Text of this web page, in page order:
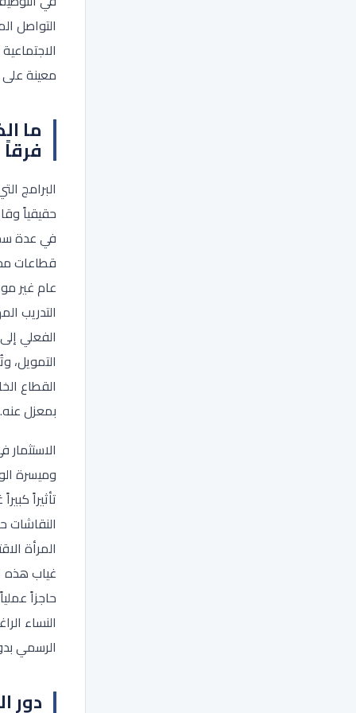
التواصل
معينة
ما
البرامج
حقيقياً
في عدة
قطاعات
عام غير
التدريب
الفعلي
التمويل،
القطاع
بمعزل عنه.
وميسرة
تأثيراً
المرأة
غياب هذه
حاجزاً
النساء
الرسمي
دور